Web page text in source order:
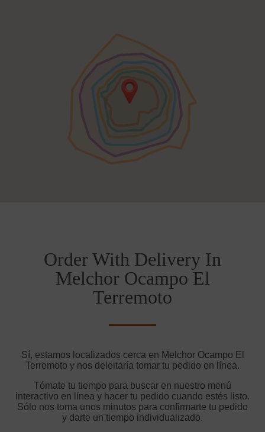
Order With Delivery In
Melchor Ocampo El
Terremoto
Sí, estamos localizados cerca en Melchor Ocampo El
Terremoto y nos deleitaría tomar tu pedido en línea.
Tómate tu tiempo para buscar en nuestro menú
interactivo en línea y hacer tu pedido cuando estés listo.
Sólo nos toma unos minutos para confirmarte tu pedido
y darte un tiempo individualizado.